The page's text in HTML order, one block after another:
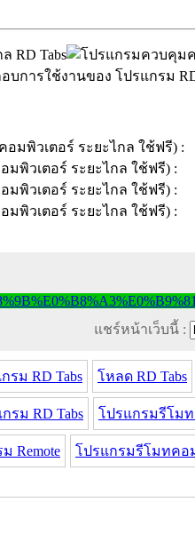
อบการใช้งานของ โปรแกรม
แชร์หน้าเว็บนี้ :
รม RD Tabs โหลด RD Tabs
รม RD Tabs โปรแกรมรีโม
Remote โปรแกรมรีโมทคอ